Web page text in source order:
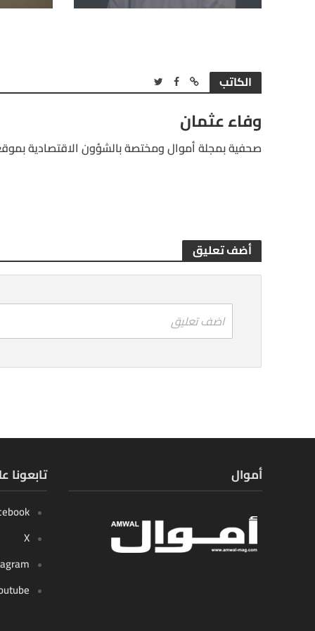
الكاتب
وفاء عثمان
صحفية بمجلة أموال ومختصة بالشؤون الاقتصادية
أضف تعليق
اضف تعليق
تابعونا
X
أموال